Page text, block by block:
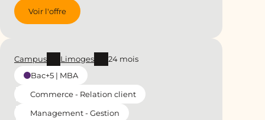
Voir l'offre
Campus Limoges
24 mois
Bac+5 | MBA
Commerce - Relation client
Management - Gestion